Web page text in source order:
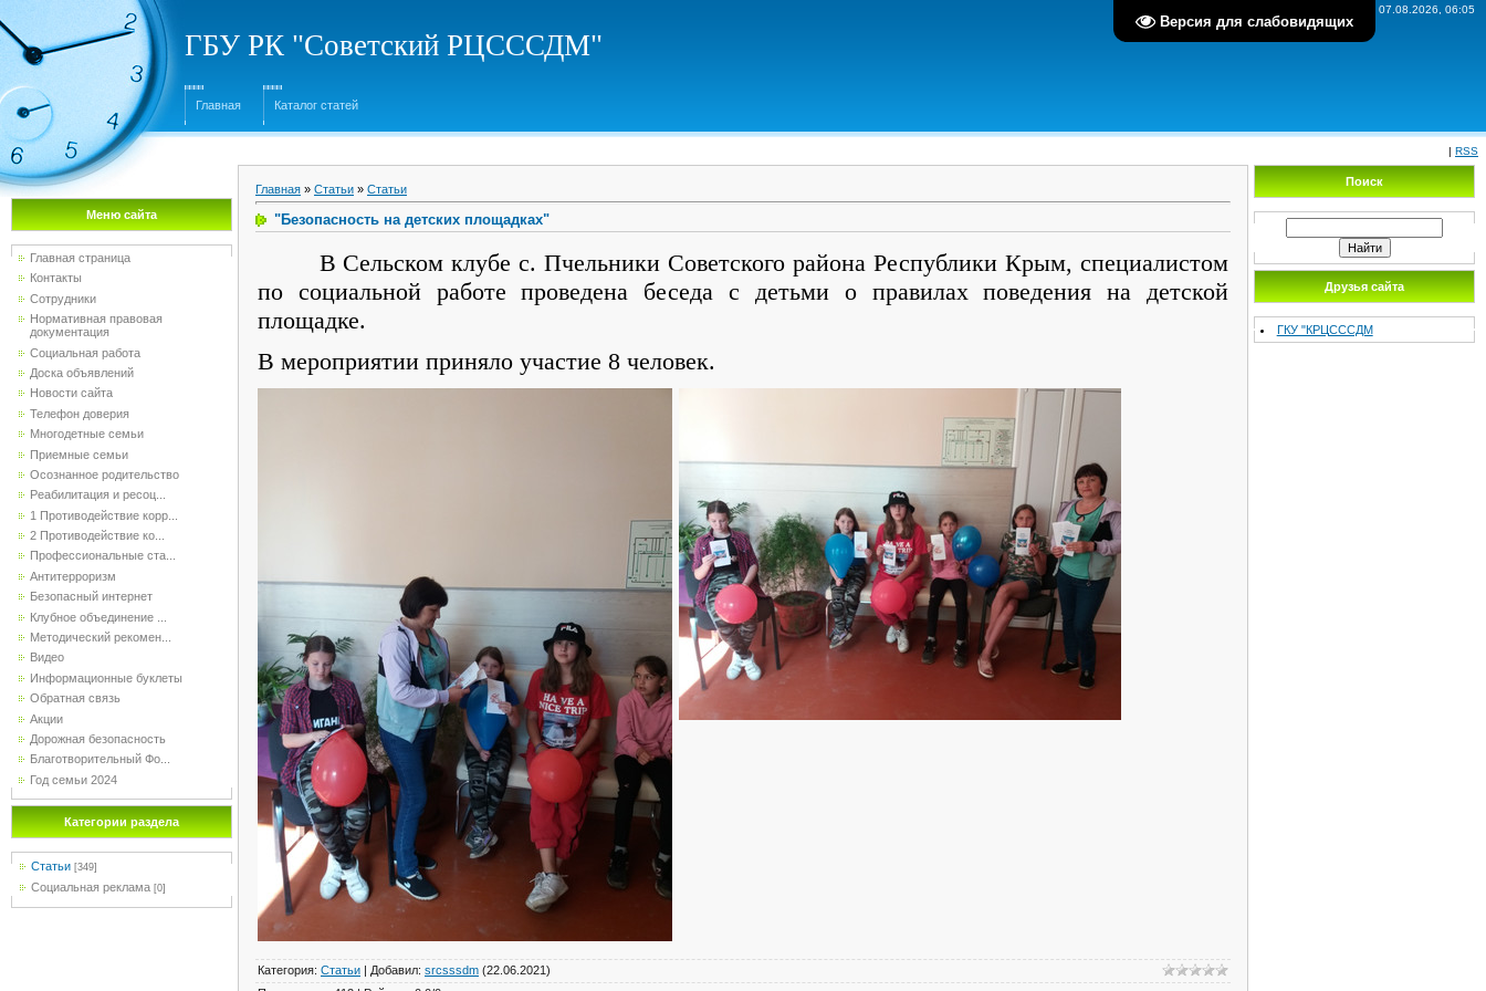
Версия для слабовидящих
Пятница, 07.08.2026, 06:05
ГБУ РК "Советский РЦСССДМ"
Главная Каталог статей
| RSS
Меню сайта
Главная страница
Контакты
Сотрудники
Нормативная правовая
документация
Социальная работа
Доска объявлений
Новости сайта
Телефон доверия
Многодетные семьи
Приемные семьи
Осознанное родительство
Реабилитация и ресоц...
1 Противодействие корр...
2 Противодействие ко...
Профессиональные ста...
Антитерроризм
Безопасный интернет
Клубное объединение ...
Методический рекомен...
Видео
Информационные буклеты
Обратная связь
Акции
Дорожная безопасность
Благотворительный Фо...
Год семьи 2024
Категории раздела
Статьи [349]
Социальная реклама [0]
Главная » Статьи » Статьи
"Безопасность на детских площадках"
В Сельском клубе с. Пчельники Советского района Республики Крым, специалистом
по социальной работе проведена беседа с детьми о правилах поведения на детской
площадке.
В мероприятии приняло участие 8 человек.
Категория: Статьи | Добавил: srcsssdm (22.06.2021)
Поиск
Друзья сайта
ГКУ "КРЦСССДМ